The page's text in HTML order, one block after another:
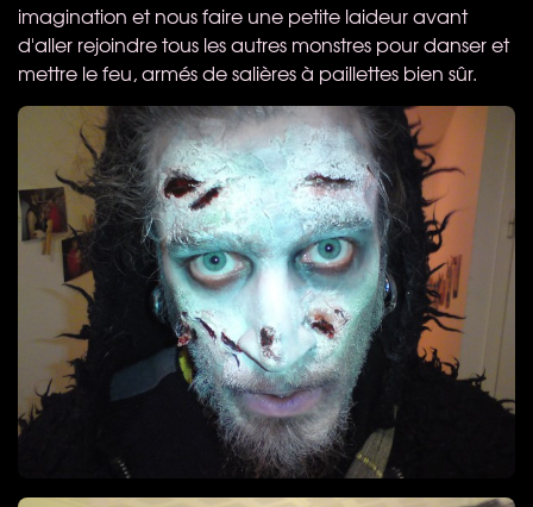
imagination et nous faire une petite laideur avant
d'aller rejoindre tous les autres monstres pour danser et
mettre le feu, armés de salières à paillettes bien sûr.